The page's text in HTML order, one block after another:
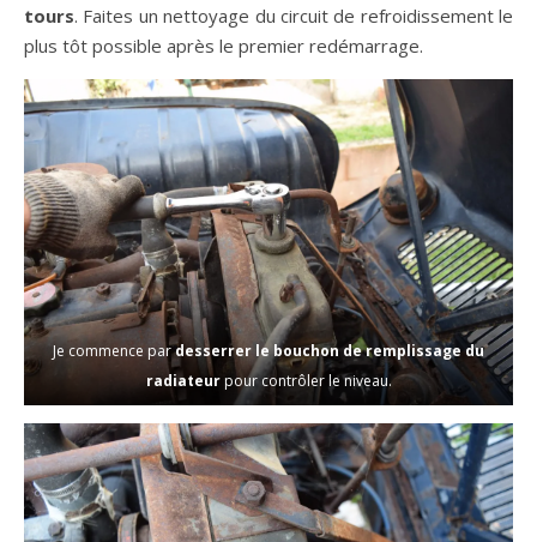
tours. Faites un nettoyage du circuit de refroidissement le
plus tôt possible après le premier redémarrage.
Je commence pardesserrer le bouchon de remplissage du
radiateurpour contrôler le niveau.